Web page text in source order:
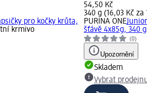
pro kočky krůta,
krmivo
54,50 Kč
340 g (16,03 Kč za
PURINA ONE
šťávě 4x85g, 340 g
(0)
Upozornění
Skladem
Vybrat